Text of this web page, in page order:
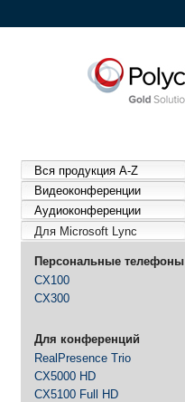
Вся продукция A-Z
Видеоконференции
Аудиоконференции
Для Microsoft Lync
Персональные телефоны
CX100
CX300
Для конференций
RealPresence Trio
CX5000 HD
CX5100 Full HD